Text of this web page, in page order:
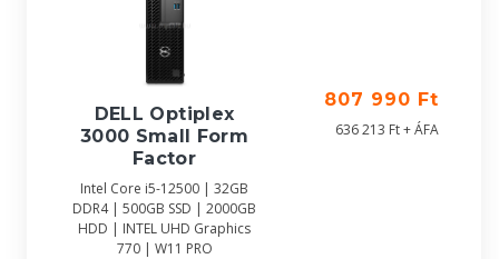
DELL Optiplex
3000 Small Form
Factor
Intel Core i5-12500 | 32GB
DDR4 | 500GB SSD | 2000GB
HDD | INTEL UHD Graphics
770 | W11 PRO
807 990 Ft
636 213 Ft + ÁFA